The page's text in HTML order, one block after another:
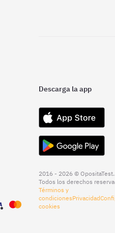
Descarga la app
2016 - 2026 © OpositaTest.
Todos los derechos
Términos y
condicionesPrivacidad
cookies